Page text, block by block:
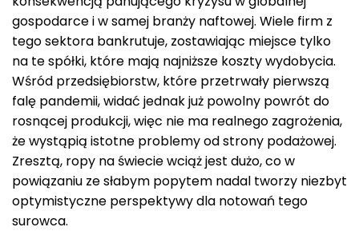
gospodarce i w samej branży naftowej. Wiele firm z
tego sektora bankrutuje, zostawiając miejsce tylko
na te spółki, które mają najniższe koszty wydobycia.
Wśród przedsiębiorstw, które przetrwały pierwszą
falę pandemii, widać jednak już powolny powrót do
rosnącej produkcji, więc nie ma realnego zagrożenia,
że wystąpią istotne problemy od strony podażowej.
Zresztą, ropy na świecie wciąż jest dużo, co w
powiązaniu ze słabym popytem nadal tworzy niezbyt
optymistyczne perspektywy dla notowań tego
surowca.